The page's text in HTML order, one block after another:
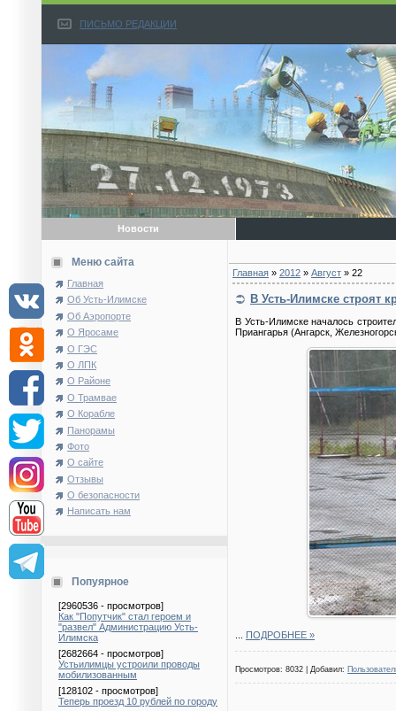
ПИСЬМО РЕДАКЦИИ
Новости
Меню сайта
Главная
Об Усть-Илимске
Об Аэропорте
О Яросаме
О ГЭС
О ЛПК
О Районе
О Трамвае
О Корабле
Панорамы
Фото
О сайте
Отзывы
О безопасности
Написать нам
Попуярное
[2960536 - просмотров]
Как "Попутчик" стал героем и
"развел" Администрацию Усть-
Илимска
[2682664 - просмотров]
Устьилимцы устроили проводы
мобилизованным
[128102 - просмотров]
Теперь проезд 10 рублей по городу
Главная » 2012 » Август » 22
В Усть-Илимске строят
В Усть-Илимске началось
Приангарья (Ангарск,
ПОДРОБНЕЕ »
Просмотров: 8032 | Добавил: